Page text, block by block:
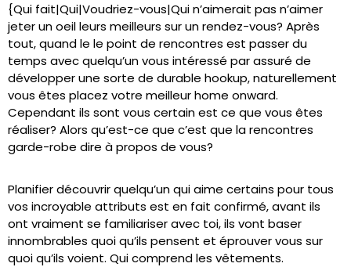
{Qui fait|Qui|Voudriez-vous|Qui n’aimerait pas n’aimer
jeter un oeil leurs meilleurs sur un rendez-vous? Après
tout, quand le le point de rencontres est passer du
temps avec quelqu’un vous intéressé par assuré de
développer une sorte de durable hookup, naturellement
vous êtes placez votre meilleur home onward.
Cependant ils sont vous certain est ce que vous êtes
réaliser? Alors qu’est-ce que c’est que la rencontres
garde-robe dire à propos de vous?
Planifier découvrir quelqu’un qui aime certains pour tous
vos incroyable attributs est en fait confirmé, avant ils
ont vraiment se familiariser avec toi, ils vont baser
innombrables quoi qu’ils pensent et éprouver vous sur
quoi qu’ils voient. Qui comprend les vêtements.